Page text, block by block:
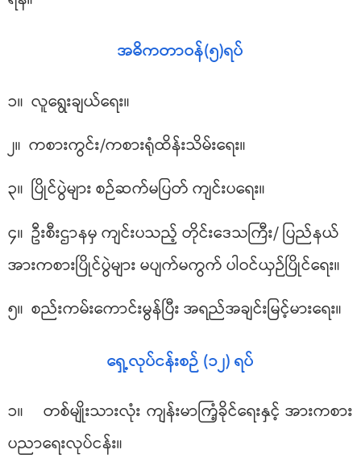
အဓိကတာဝန်(၅)ရပ်
၁။ လူရွေးချယ်ရေး။
၂။ ကစားကွင်း/ကစားရုံထိန်းသိမ်းရေး။
၃။ ပြိုင်ပွဲများ စဉ်ဆက်မပြတ် ကျင်းပရေး။
၄။ ဦးစီးဌာနမှ ကျင်းပသည့် တိုင်းဒေသကြီး/ ပြည်နယ်
အားကစားပြိုင်ပွဲများ မပျက်မကွက် ပါဝင်ယှဉ်ပြိုင်ရေး။
၅။ စည်းကမ်းကောင်းမွန်ပြီး အရည်အချင်းမြင့်မားရေး။
ရှေ့လုပ်ငန်းစဉ် (၁၂) ရပ်
၁။ တစ်မျိုးသားလုံး ကျန်းမာကြံ့ခိုင်ရေးနှင့် အားကစား
ပညာရေးလုပ်ငန်း။